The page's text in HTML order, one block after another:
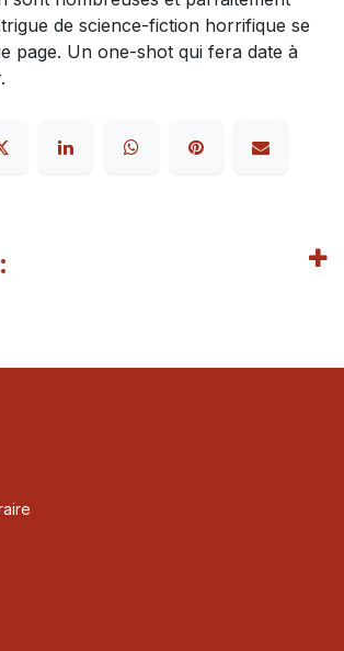
de science-fiction horrifique se
page. Un one-shot qui fera date à